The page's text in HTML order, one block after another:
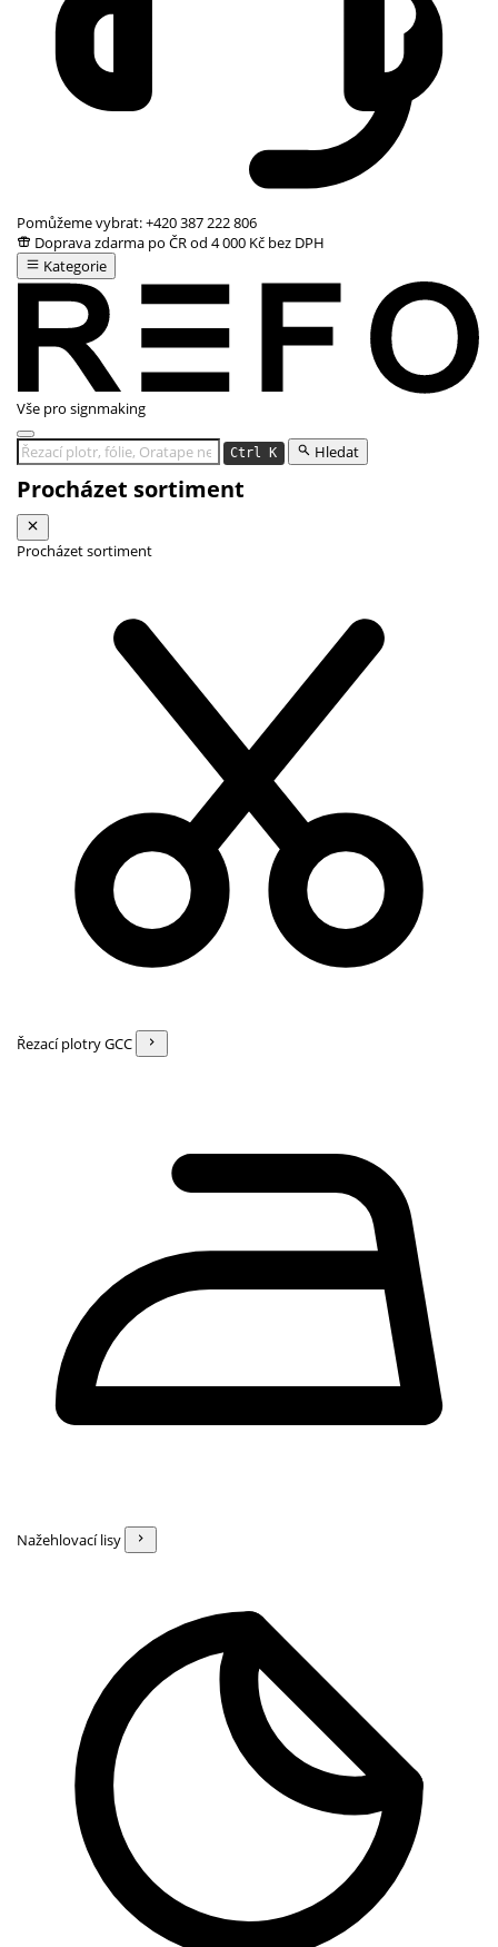
Pomůžeme vybrat:+420 387 222 806
Doprava zdarma po ČR od 4 000 Kč bez DPH
Kategorie
Vše pro signmaking
Ctrl K Hledat
Procházet sortiment
Procházet sortiment
Řezací plotry GCC
Nažehlovací lisy